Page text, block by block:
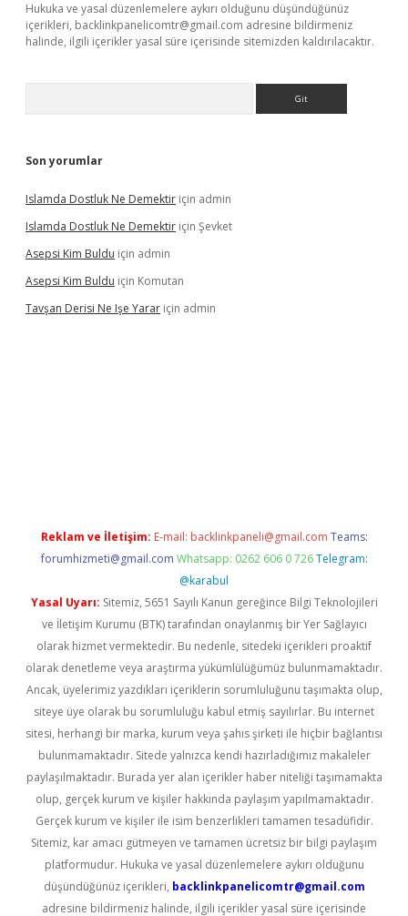
Hukuka ve yasal düzenlemelere aykırı olduğunu düşündüğünüz
içerikleri, backlinkpanelicomtr@gmail.com adresine bildirmeniz
halinde, ilgili içerikler yasal süre içerisinde sitemizden kaldırılacaktır.
Son yorumlar
Islamda Dostluk Ne Demektir için admin
Islamda Dostluk Ne Demektir için Şevket
Asepsi Kim Buldu için admin
Asepsi Kim Buldu için Komutan
Tavşan Derisi Ne Işe Yarar için admin
Reklam ve İletişim: E-mail: backlinkpaneli@gmail.com Teams:
forumhizmeti@gmail.com Whatsapp: 0262 606 0 726 Telegram:
@karabul
Yasal Uyarı: Sitemiz, 5651 Sayılı Kanun gereğince Bilgi Teknolojileri
ve İletişim Kurumu (BTK) tarafından onaylanmış bir Yer Sağlayıcı
olarak hizmet vermektedir. Bu nedenle, sitedeki içerikleri proaktif
olarak denetleme veya araştırma yükümlülüğümüz bulunmamaktadır.
Ancak, üyelerimiz yazdıkları içeriklerin sorumluluğunu taşımakta olup,
siteye üye olarak bu sorumluluğu kabul etmiş sayılırlar. Bu internet
sitesi, herhangi bir marka, kurum veya şahıs şirketi ile hiçbir bağlantısı
bulunmamaktadır. Sitede yalnızca kendi hazırladığımız makaleler
paylaşılmaktadır. Burada yer alan içerikler haber niteliği taşımamakta
olup, gerçek kurum ve kişiler hakkında paylaşım yapılmamaktadır.
Gerçek kurum ve kişiler ile isim benzerlikleri tamamen tesadüfidir.
Sitemiz, kar amacı gütmeyen ve tamamen ücretsiz bir bilgi paylaşım
platformudur. Hukuka ve yasal düzenlemelere aykırı olduğunu
düşündüğünüz içerikleri, backlinkpanelicomtr@gmail.com
adresine bildirmeniz halinde, ilgili içerikler yasal süre içerisinde